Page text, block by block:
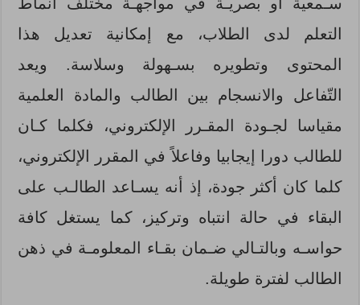
التعلم لدى الطلاب، مع إمكانية تعديل هذا
المحتوى وتطويره بسـهولة وسلاسة. ويعد
التّفاعل والانسجام بين الطالب والمادة العلمية
مقياسا لجـودة المقـرر الإلكتروني، فكلما كـان
للطالب دورا إيجابيا وفاعلاً في المقرر الإلكتروني،
كلما كان أكثر جودة، إذ أنه يسـاعد الطالـب على
البقاء في حالة انتباه وتركيز، كما يستغل كافة
حواسـه وبالتـالي ضـمان بقـاء المعلومـة في ذهن
الطالب لفترة طويلة.